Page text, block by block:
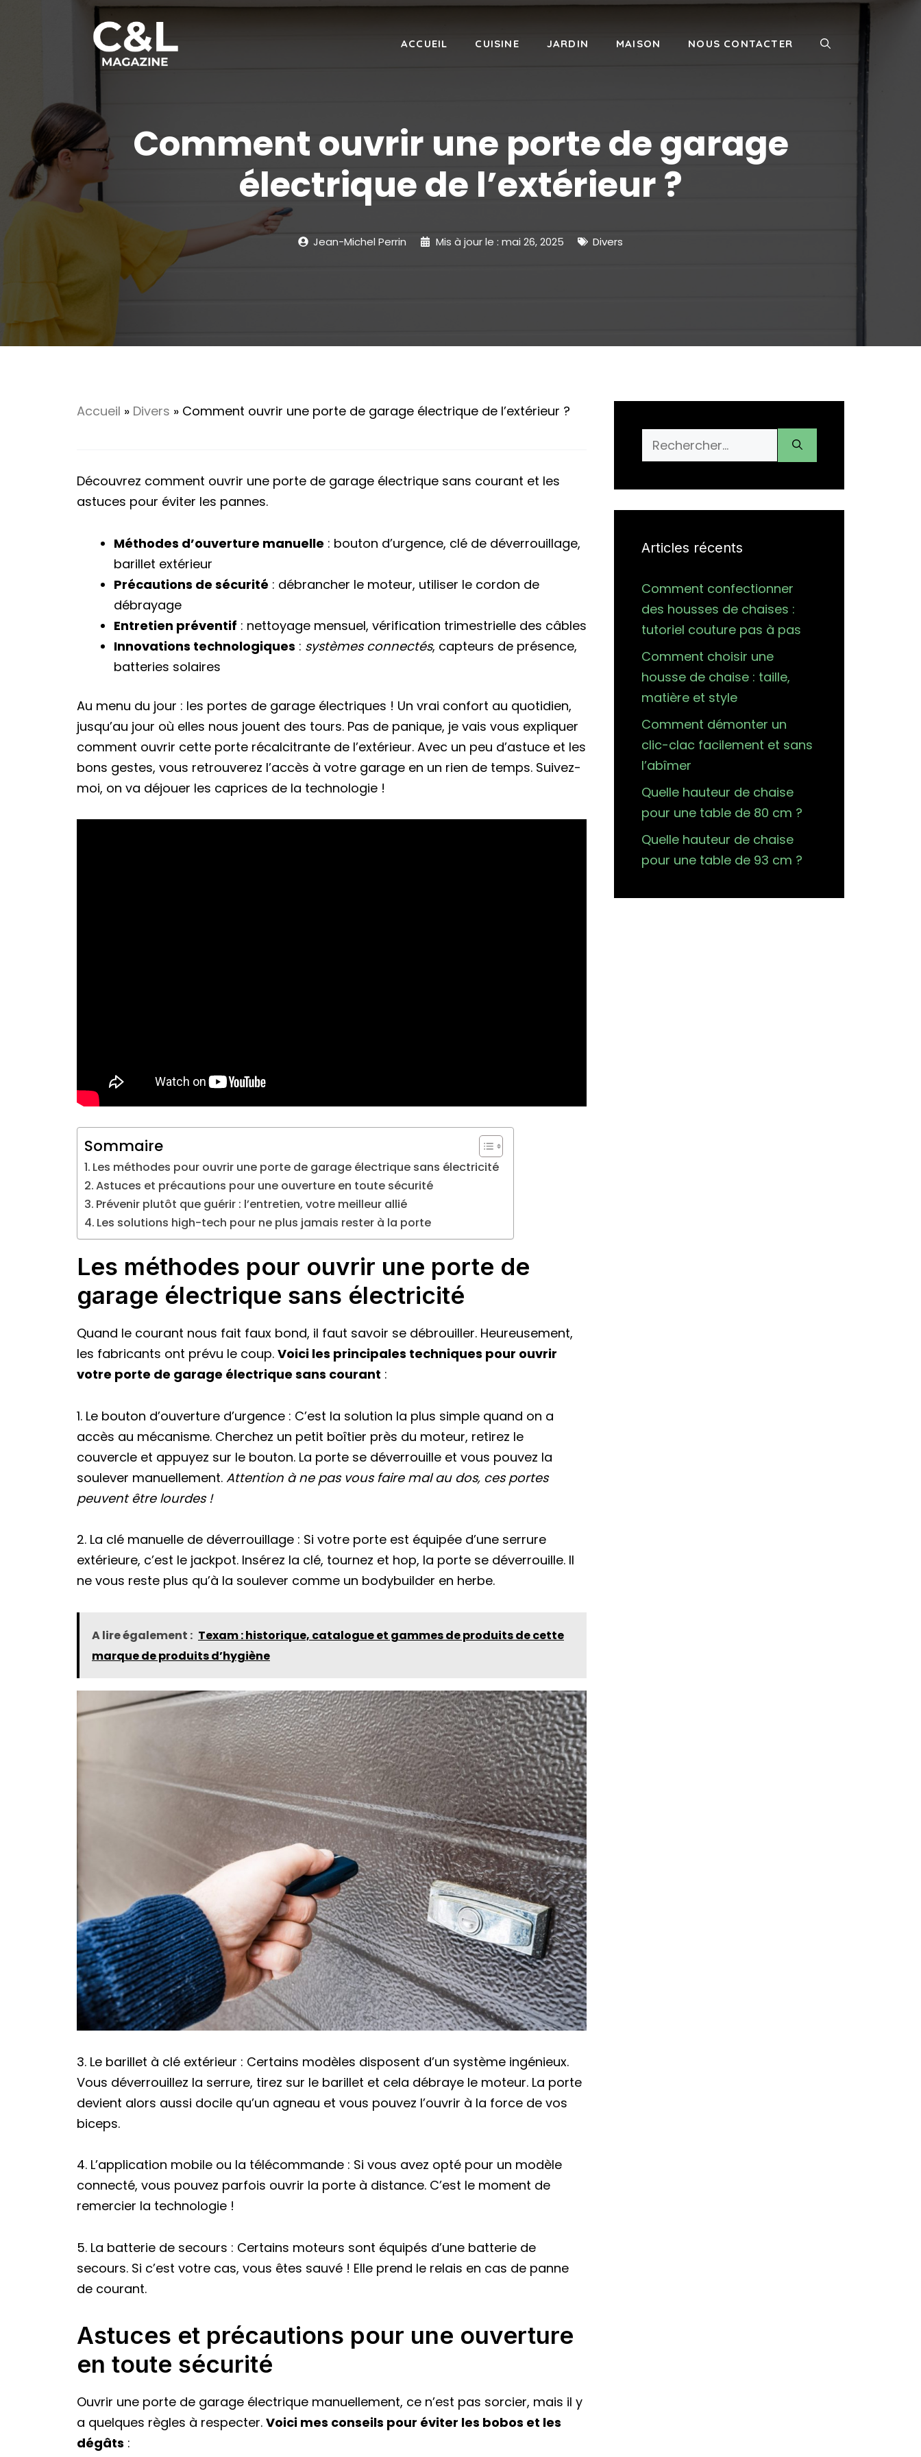
ACCUEIL CUISINE JARDIN MAISON NOUS CONTACTER
Comment ouvrir une porte de garage
électrique de l’extérieur ?
Jean-Michel Perrin Mis à jour le : mai 26, 2025 Divers
Accueil » Divers » Comment ouvrir une porte de garage électrique de l’extérieur ?
Découvrez comment ouvrir une porte de garage électrique sans courant et les
astuces pour éviter les pannes.
Méthodes d’ouverture manuelle : bouton d’urgence, clé de déverrouillage,
barillet extérieur
Précautions de sécurité : débrancher le moteur, utiliser le cordon de
débrayage
Entretien préventif : nettoyage mensuel, vérification trimestrielle des câbles
Innovations technologiques : systèmes connectés, capteurs de présence,
batteries solaires
Au menu du jour : les portes de garage électriques ! Un vrai confort au quotidien,
jusqu’au jour où elles nous jouent des tours. Pas de panique, je vais vous expliquer
comment ouvrir cette porte récalcitrante de l’extérieur. Avec un peu d’astuce et les
bons gestes, vous retrouverez l’accès à votre garage en un rien de temps. Suivez-
moi, on va déjouer les caprices de la technologie !
Sommaire
Les méthodes pour ouvrir une porte de garage électrique sans électricité
Astuces et précautions pour une ouverture en toute sécurité
Prévenir plutôt que guérir : l’entretien, votre meilleur allié
Les solutions high-tech pour ne plus jamais rester à la porte
Les méthodes pour ouvrir une porte de
garage électrique sans électricité
Quand le courant nous fait faux bond, il faut savoir se débrouiller. Heureusement,
les fabricants ont prévu le coup. Voici les principales techniques pour ouvrir
votre porte de garage électrique sans courant :
1. Le bouton d’ouverture d’urgence : C’est la solution la plus simple quand on a
accès au mécanisme. Cherchez un petit boîtier près du moteur, retirez le
couvercle et appuyez sur le bouton. La porte se déverrouille et vous pouvez la
soulever manuellement. Attention à ne pas vous faire mal au dos, ces portes
peuvent être lourdes !
2. La clé manuelle de déverrouillage : Si votre porte est équipée d’une serrure
extérieure, c’est le jackpot. Insérez la clé, tournez et hop, la porte se déverrouille. Il
ne vous reste plus qu’à la soulever comme un bodybuilder en herbe.
A lire également : Texam : historique, catalogue et gammes de produits de cette
marque de produits d’hygiène
3. Le barillet à clé extérieur : Certains modèles disposent d’un système ingénieux.
Vous déverrouillez la serrure, tirez sur le barillet et cela débraye le moteur. La porte
devient alors aussi docile qu’un agneau et vous pouvez l’ouvrir à la force de vos
biceps.
4. L’application mobile ou la télécommande : Si vous avez opté pour un modèle
connecté, vous pouvez parfois ouvrir la porte à distance. C’est le moment de
remercier la technologie !
5. La batterie de secours : Certains moteurs sont équipés d’une batterie de
secours. Si c’est votre cas, vous êtes sauvé ! Elle prend le relais en cas de panne
de courant.
Astuces et précautions pour une ouverture
en toute sécurité
Ouvrir une porte de garage électrique manuellement, ce n’est pas sorcier, mais il y
a quelques règles à respecter. Voici mes conseils pour éviter les bobos et les
dégâts :
Rechercher :
Articles récents
Comment confectionner
des housses de chaises :
tutoriel couture pas à pas
Comment choisir une
housse de chaise : taille,
matière et style
Comment démonter un
clic-clac facilement et sans
l’abîmer
Quelle hauteur de chaise
pour une table de 80 cm ?
Quelle hauteur de chaise
pour une table de 93 cm ?